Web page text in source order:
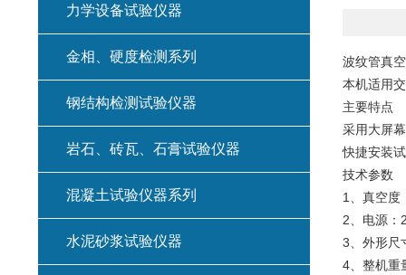
波纹管真
本机适用
主要特点
采用大屏
快捷安装
技术参数
1、真空度
2、电源：
3、外形尺
4、整机重
力学设备试验仪器
金相、硬度检测系列
钢结构检测试验仪器
岩石、砖瓦、石膏试验仪器
混凝土试验仪器系列
水泥砂浆试验仪器